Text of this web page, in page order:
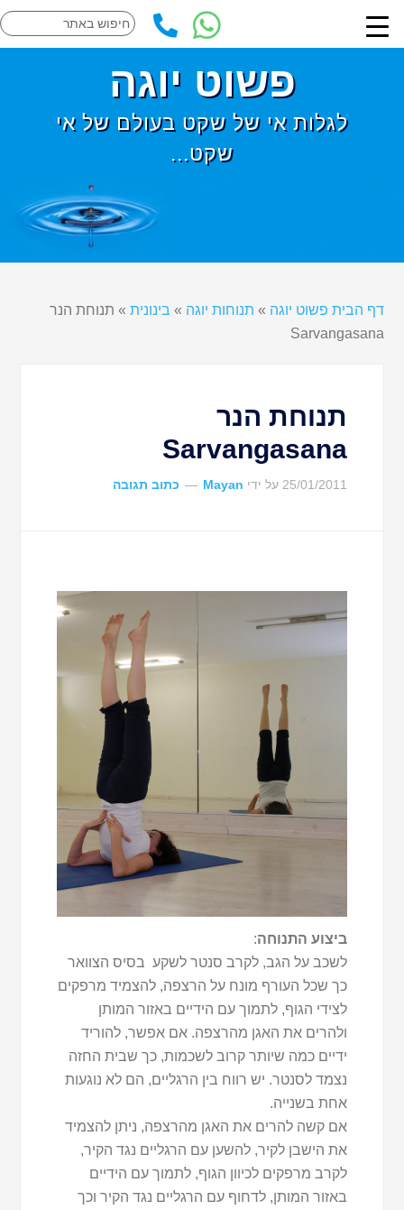
פשוט יוגה
לגלות אי של שקט בעולם של אי
שקט...
דף הבית פשוט יוגה » תנוחות יוגה » בינונית » תנוחת הנר
Sarvangasana
תנוחת הנר
Sarvangasana
25/01/2011 על ידי Mayan כתוב תגובה
ביצוע התנוחה:
לשכב על הגב, לקרב סנטר לשקע בסיס הצוואר
כך שכל העורף מונח על הרצפה, להצמיד מרפקים
לצידי הגוף, לתמוך עם הידיים באזור המותן
ולהרים את האגן מהרצפה. אם אפשר, להוריד
ידיים כמה שיותר קרוב לשכמות, כך שבית החזה
נצמד לסנטר. יש רווח בין הרגליים, הם לא נוגעות
אחת בשנייה.
אם קשה להרים את האגן מהרצפה, ניתן להצמיד
את הישבן לקיר, להשען עם הרגליים נגד הקיר,
לקרב מרפקים לכיוון הגוף, לתמוך עם הידיים
באזור המותן, לדחוף עם הרגליים נגד הקיר וכך